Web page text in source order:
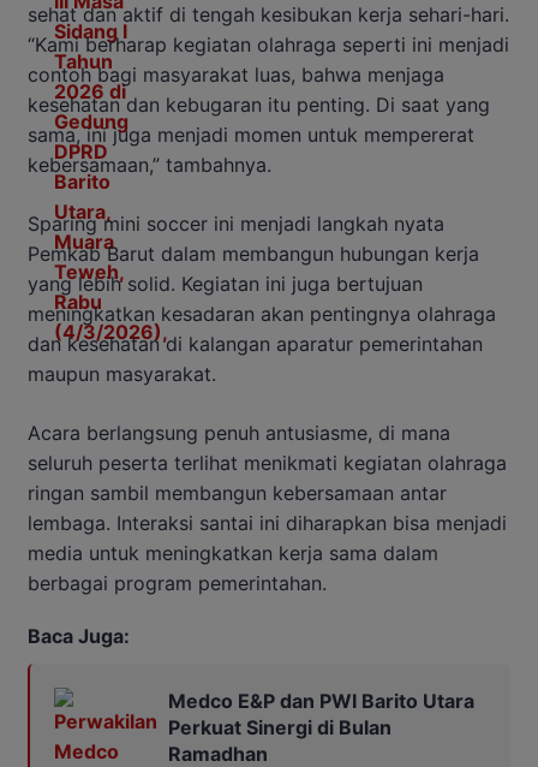
sehat dan aktif di tengah kesibukan kerja sehari-hari.
“Kami berharap kegiatan olahraga seperti ini menjadi
contoh bagi masyarakat luas, bahwa menjaga
kesehatan dan kebugaran itu penting. Di saat yang
sama, ini juga menjadi momen untuk mempererat
kebersamaan,” tambahnya.
Sparing mini soccer ini menjadi langkah nyata
Pemkab Barut dalam membangun hubungan kerja
yang lebih solid. Kegiatan ini juga bertujuan
meningkatkan kesadaran akan pentingnya olahraga
dan kesehatan di kalangan aparatur pemerintahan
maupun masyarakat.
Acara berlangsung penuh antusiasme, di mana
seluruh peserta terlihat menikmati kegiatan olahraga
ringan sambil membangun kebersamaan antar
lembaga. Interaksi santai ini diharapkan bisa menjadi
media untuk meningkatkan kerja sama dalam
berbagai program pemerintahan.
Baca Juga:
Medco E&P dan PWI Barito Utara
Perkuat Sinergi di Bulan
Ramadhan